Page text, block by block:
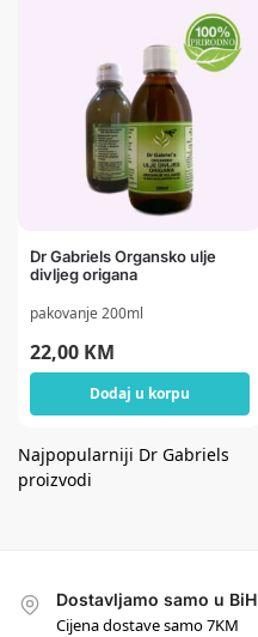
Dr Gabriels Organsko ulje
divljeg origana
pakovanje 200ml
22,00 KM
Dodaj u korpu
Dostavljamo samo u BiH
Cijena dostave samo 7KM